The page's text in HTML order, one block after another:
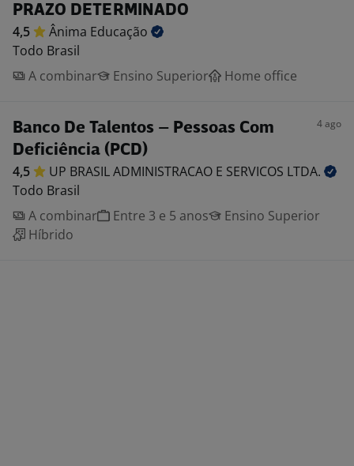
PRAZO DETERMINADO
4,5 Ânima Educação
Todo Brasil
A combinar
Ensino Superior Home office
Banco De Talentos – Pessoas Com
Deficiência (PCD)
4 ago
4,5 UP BRASIL ADMINISTRACAO E SERVICOS LTDA.
Todo Brasil
A combinar
Entre 3 e 5 anos
Ensino Superior
Híbrido